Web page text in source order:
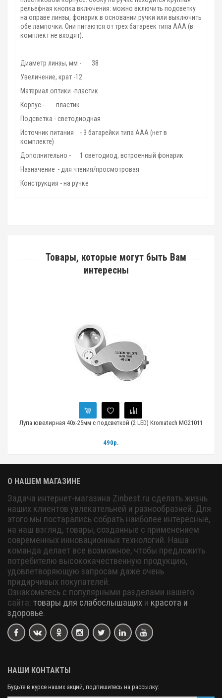
рельефная кнопка включения: можно включить подсветку
на оправе линзы, фонарик в основании ручки или выключить
обе лампочки. Они питаются от трех батареек типа ААА (в
комплект не входят).
Диаметр линзы, мм -
38
Увеличение, крат -12
Материал оптики -пластик
Корпус -
пластик
Подсветка - светодиодная
Источник питания
- 3 батарейки типа ААА (нет в
комплекте)
Дополнительно -
1 светодиод, встроенный фонарик
Назначение - для чтения/просмотровая
Конструкция - на ручке
Товары, которые могут быть Вам
интересны
Лупа ювелирная 40х-25мм с подсветкой (2 LED) Kromatech MG21011
490р.
О НАШЕМ МАГАЗИНЕ
Задача интернет-магазина Zinbest.ru сделать жизнь
наших клиентов увлекательней и разнообразней. Для
этого мы постарались собрать наиболее интересные,
на наш взгляд, товары, созданные с применением
современных инновационных технологий. Наша
команда делает все возможное, чтобы предложить
потребителю высококачественную продукцию,
удовлетворяющую запросам даже очень
придирчивых покупателей.
Ознакомьтесь с популярными разделами нашего
сайта: товары для слабослышащих и красота и
здоровье.
НАШИ КОНТАКТЫ
Будьте в курсе наших акций, подпишитесь на рассылку: